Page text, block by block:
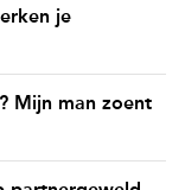
je
Mijn man zoent